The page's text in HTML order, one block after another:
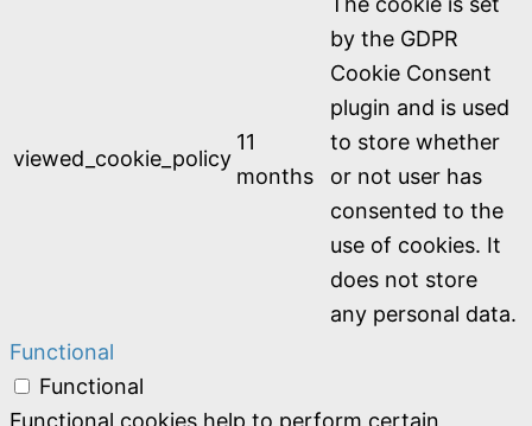
viewed_cookie_policy
11
months
by the GDPR
Cookie Consent
plugin and is used
to store whether
or not user has
consented to the
use of cookies. It
does not store
any personal data.
Functional
Functional
Functional cookies help to perform certain